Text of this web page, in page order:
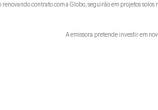
renovando contrato com a Globo, seguirão em projetos
A emissora pretende investir em